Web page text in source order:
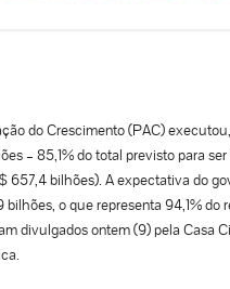
do Crescimento (PAC)
– 85,1% do total previsto para
657,4 bilhões). A expectativa do
bilhões, o que representa 94,1% do
divulgados ontem (9) pela Casa